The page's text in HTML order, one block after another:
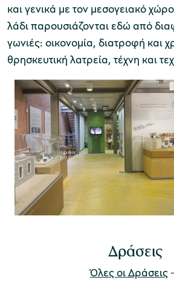
Μουσείο Μαρμαροτεχνίας
Μουσείο Περιβάλλοντος
Μουσείο Μαστίχας Χίου
και γενικά με τον μεσογειακό
λάδι παρουσιάζονται εδώ από
γωνιές: οικονομία, διατροφή και
θρησκευτική λατρεία, τέχνη και
Δράσεις
Όλες οι Δράσεις